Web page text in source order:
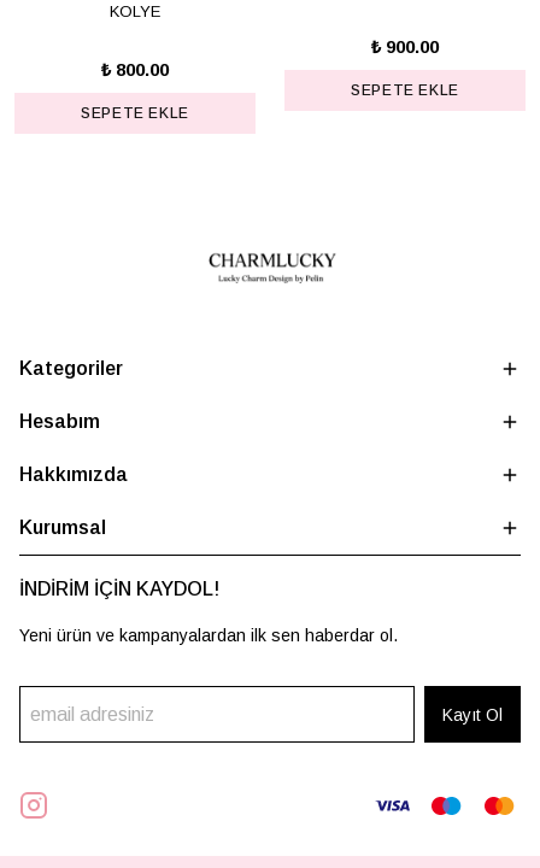
KOLYE
₺ 800.00
SEPETE EKLE
₺ 900.00
SEPETE EKLE
Kategoriler
Hesabım
Hakkımızda
Kurumsal
İNDİRİM İÇİN KAYDOL!
Yeni ürün ve kampanyalardan ilk sen haberdar ol.
Kayıt Ol